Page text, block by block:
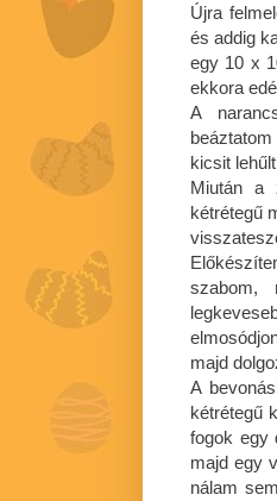
Újra
és addig
egy 10 x
ekkora
A
kicsit
Miután a
kétrétegű
szabom,
majd
A
kétrétegű
fogok egy
majd egy
nálam